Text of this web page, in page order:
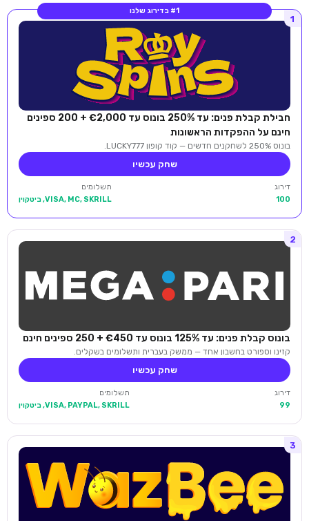
#1 בדירוג שלנו
1
חבילת קבלת פנים: עד 250% בונוס עד €2,000 + 200 ספינים
חינם על ההפקדות הראשונות
בונוס 250% לשחקנים חדשים — קוד קופון LUCKY777.
שחק עכשיו
דירוג
100
תשלומים
VISA, MC, SKRILL, ביטקוין
2
בונוס קבלת פנים: עד 125% בונוס עד €450 + 250 ספינים חינם
קזינו וספורט בחשבון אחד — ממשק בעברית ותשלומים בשקלים.
שחק עכשיו
דירוג
99
תשלומים
VISA, PAYPAL, SKRILL, ביטקוין
3